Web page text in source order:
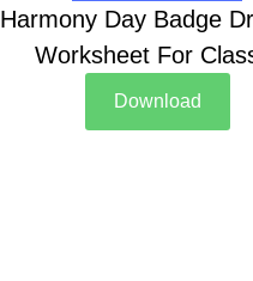
Harmony Day Badge
Worksheet For
Download